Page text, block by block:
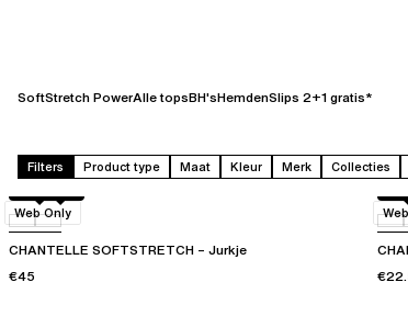
SoftStretch PowerAlle topsBH'sHemdenSlips 2+1 gratis*
Filters Product type Maat Kleur Merk Collecties
Beige011
CHANTELLE SOFTSTRETCH – Jurkje
€45
Web Only